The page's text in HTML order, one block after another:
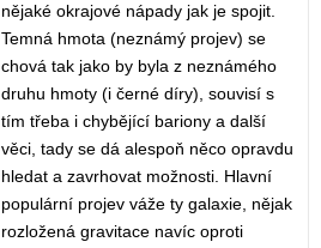
nějaké okrajové nápady jak je spojit.
Temná hmota (neznámý projev) se
chová tak jako by byla z neznámého
druhu hmoty (i černé díry), souvisí s
tím třeba i chybějící bariony a další
věci, tady se dá alespoň něco opravdu
hledat a zavrhovat možnosti. Hlavní
populární projev váže ty galaxie, nějak
rozložená gravitace navíc oproti